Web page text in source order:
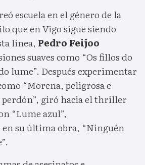
escuela en el género de la
que en Vigo sigue siendo
línea, Pedro Feijoo
suaves como “Os fillos do
lume”. Después experimentar
“Morena, peligrosa e
perdón”, giró hacia el thriller
“Lume azul”,
su última obra, “Ninguén